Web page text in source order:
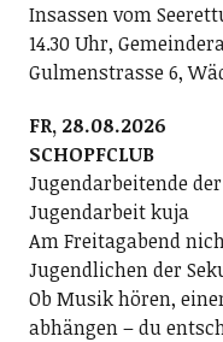
Insassen vom
14.30 Uhr,
Gulmenstrasse 6,
FR, 28.08.2026
SCHOPFCLUB
Jugendarbeitende
Jugendarbeit kuja
Am Freitagabend
Jugendlichen der
Ob Musik hören,
abhängen – du